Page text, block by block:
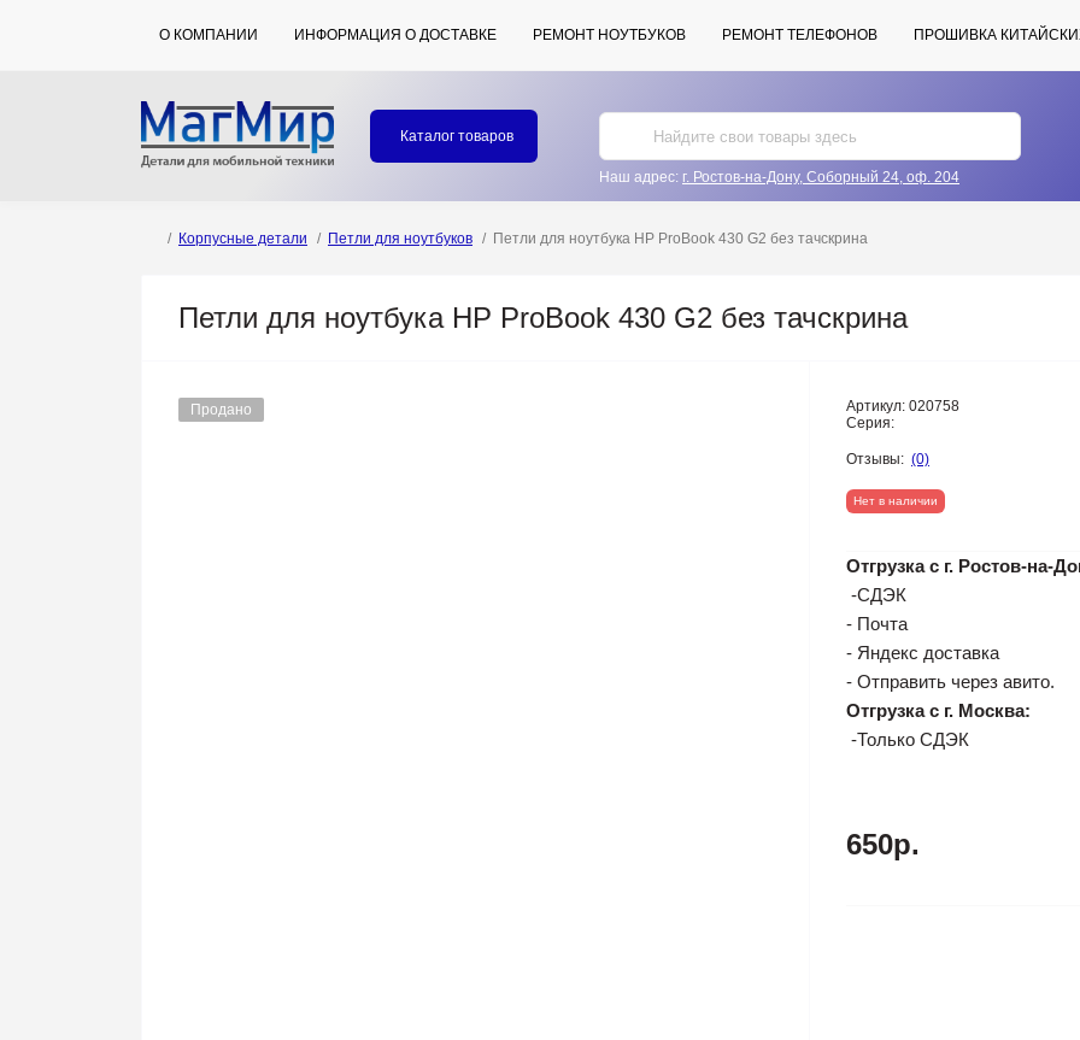
О КОМПАНИИ ИНФОРМАЦИЯ О ДОСТАВКЕ РЕМОНТ НОУТБУКОВ РЕМОНТ ТЕЛЕФОНОВ ПРОШИВКА
Каталог товаров
Наш адрес: г. Ростов-на-Дону, Соборный 24, оф. 204
Корпусные детали Петли для ноутбуков Петли для ноутбука HP ProBook 430 G2 без тачскрина
Петли для ноутбука HP ProBook 430 G2 без тачскрина
Продано Артикул: 020758
Серия:
Отзывы: (0)
Нет в наличии
Отгрузка с г. Ростов-на-
-СДЭК
- Почта
- Яндекс доставка
- Отправить через авито.
Отгрузка с г. Москва:
-Только СДЭК
650р.